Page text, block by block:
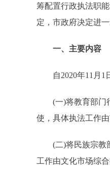
筹配置行政执法职
定，市政府决定进
一、主要内容
自2020年11月1日
(一)将教育部门行
使，具体执法工作
(二)将民族宗教部
工作由文化市场综合